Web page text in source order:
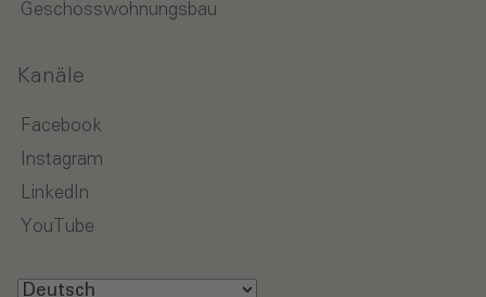
Geschosswohnungsbau
Kanäle
Facebook
Instagram
LinkedIn
YouTube